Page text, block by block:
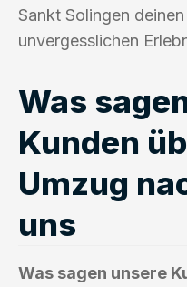
Sankt Solingen
unvergesslichen
Was
Kunden
Umzug
uns
Was sagen unsere